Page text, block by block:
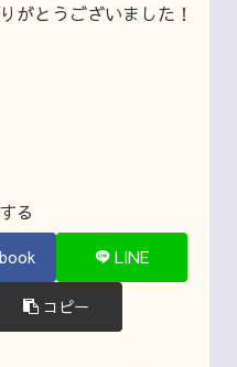
がとうございました！
る
LINE
コピー